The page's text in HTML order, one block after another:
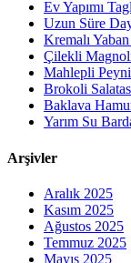
Ev Yapımı
Uzun Süre
Kremalı
Çilekli
Mahlepli
Brokoli
Baklava
Yarım Su
Arşivler
Aralık 2025
Kasım 2025
Ağustos 2025
Temmuz 2025
Mayıs 2025